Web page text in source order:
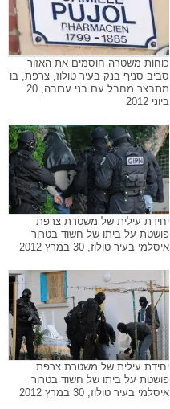
כוחות משטרה חוסמים את האזור
סביב סניף בנק בעיר טולוז, צרפת, בו
מתבצר מחבל עם בני ערובה, 20
ביוני 2012
יחידת עילית של משטרת צרפת
פושטת על ביתו של חשוד בטרור
איסלמי בעיר טולוז, 30 במרץ 2012
יחידת עילית של משטרת צרפת
פושטת על ביתו של חשוד בטרור
איסלמי בעיר טולוז, 30 במרץ 2012